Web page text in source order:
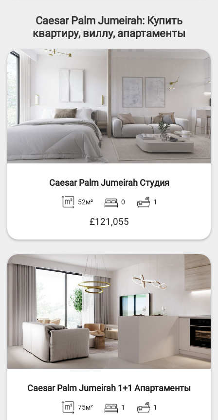
Caesar Palm Jumeirah: Купить
квартиру, виллу, апартаменты
Caesar Palm Jumeirah Студия
52м² 0 1
£121,055
Caesar Palm Jumeirah 1+1 Апартаменты
75м² 1 1